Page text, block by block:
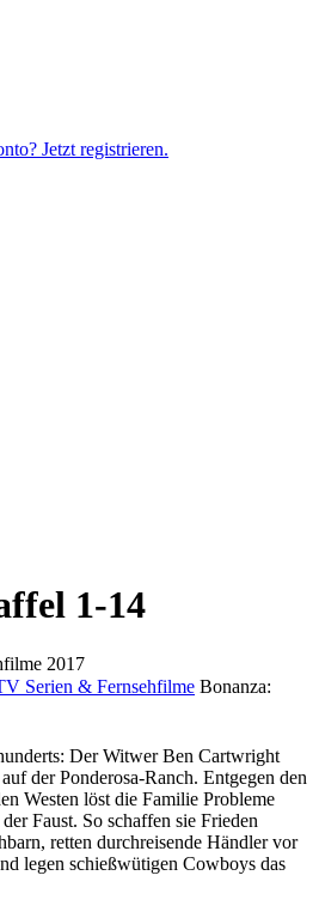
Jetzt registrieren.
1-14
2017
Serien & Fernsehfilme Bonanza:
Der Witwer Ben Cartwright
der Ponderosa-Ranch. Entgegen den
Westen löst die Familie Probleme
Faust. So schaffen sie Frieden
retten durchreisende Händler vor
legen schießwütigen Cowboys das